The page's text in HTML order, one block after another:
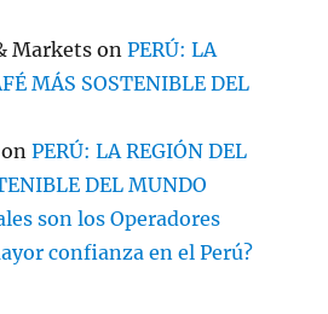
Markets onPERÚ: LA
MÁS SOSTENIBLE DEL
onPERÚ: LA REGIÓN DEL
DEL MUNDO
son los Operadores
confianza en el Perú?